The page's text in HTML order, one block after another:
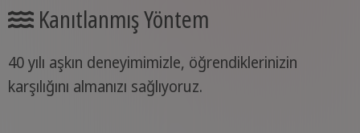
Kanıtlanmış Yöntem
40 yılı aşkın deneyimimizle, öğrendiklerinizin
karşılığını almanızı sağlıyoruz.